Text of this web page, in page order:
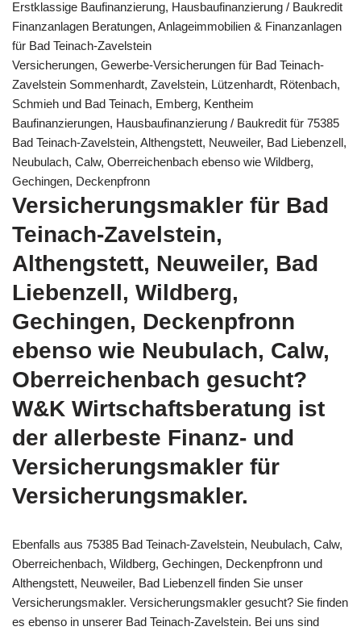
Erstklassige Baufinanzierung, Hausbaufinanzierung / Baukredit
Finanzanlagen Beratungen, Anlageimmobilien & Finanzanlagen
für Bad Teinach-Zavelstein
Versicherungen, Gewerbe-Versicherungen für Bad Teinach-
Zavelstein Sommenhardt, Zavelstein, Lützenhardt, Rötenbach,
Schmieh und Bad Teinach, Emberg, Kentheim
Baufinanzierungen, Hausbaufinanzierung / Baukredit für 75385
Bad Teinach-Zavelstein, Althengstett, Neuweiler, Bad Liebenzell,
Neubulach, Calw, Oberreichenbach ebenso wie Wildberg,
Gechingen, Deckenpfronn
Versicherungsmakler für Bad
Teinach-Zavelstein,
Althengstett, Neuweiler, Bad
Liebenzell, Wildberg,
Gechingen, Deckenpfronn
ebenso wie Neubulach, Calw,
Oberreichenbach gesucht?
W&K Wirtschaftsberatung ist
der allerbeste Finanz- und
Versicherungsmakler für
Versicherungsmakler.
Ebenfalls aus 75385 Bad Teinach-Zavelstein, Neubulach, Calw,
Oberreichenbach, Wildberg, Gechingen, Deckenpfronn und
Althengstett, Neuweiler, Bad Liebenzell finden Sie unser
Versicherungsmakler. Versicherungsmakler gesucht? Sie finden
es ebenso in unserer Bad Teinach-Zavelstein. Bei uns sind